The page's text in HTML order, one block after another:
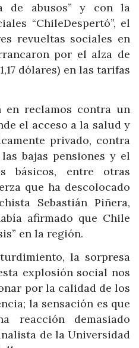
de abusos” y con la
“ChileDespertó”, el
revueltas sociales en
por el alza de
dólares) en las tarifas
en reclamos contra un
el acceso a la salud y
privado, contra
bajas pensiones y el
básicos, entre otras
que ha descolocado
Sebastián Piñera,
afirmado que Chile
en la región.
la sorpresa
explosión social nos
por la calidad de los
la sensación es que
reacción demasiado
de la Universidad